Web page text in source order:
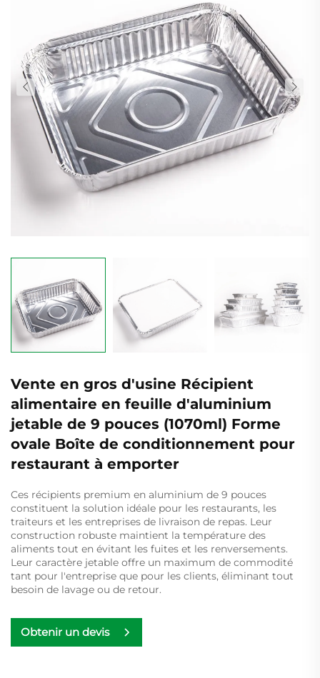
Vente en gros d'usine Récipient
alimentaire en feuille d'aluminium
jetable de 9 pouces (1070ml) Forme
ovale Boîte de conditionnement pour
restaurant à emporter
Ces récipients premium en aluminium de 9 pouces
constituent la solution idéale pour les restaurants, les
traiteurs et les entreprises de livraison de repas. Leur
construction robuste maintient la température des
aliments tout en évitant les fuites et les renversements.
Leur caractère jetable offre un maximum de commodité
tant pour l'entreprise que pour les clients, éliminant tout
besoin de lavage ou de retour.
Obtenir un devis